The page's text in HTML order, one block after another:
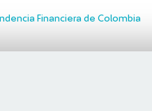
Financiera de Colombia